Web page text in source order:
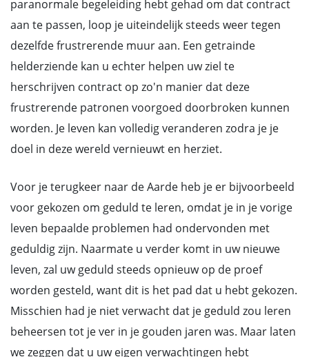
paranormale begeleiding hebt gehad om dat contract
aan te passen, loop je uiteindelijk steeds weer tegen
dezelfde frustrerende muur aan. Een getrainde
helderziende kan u echter helpen uw ziel te
herschrijven contract op zo'n manier dat deze
frustrerende patronen voorgoed doorbroken kunnen
worden. Je leven kan volledig veranderen zodra je je
doel in deze wereld vernieuwt en herziet.
Voor je terugkeer naar de Aarde heb je er bijvoorbeeld
voor gekozen om geduld te leren, omdat je in je vorige
leven bepaalde problemen had ondervonden met
geduldig zijn. Naarmate u verder komt in uw nieuwe
leven, zal uw geduld steeds opnieuw op de proef
worden gesteld, want dit is het pad dat u hebt gekozen.
Misschien had je niet verwacht dat je geduld zou leren
beheersen tot je ver in je gouden jaren was. Maar laten
we zeggen dat u uw eigen verwachtingen hebt